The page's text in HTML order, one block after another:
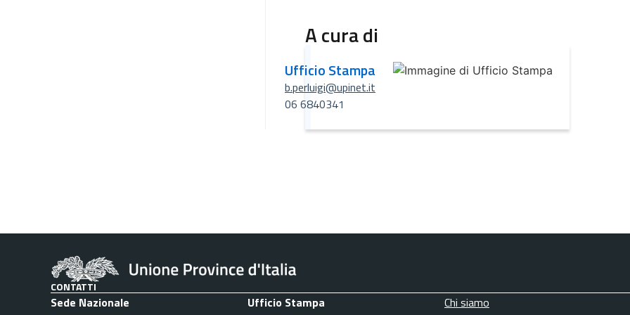
A cura di
Ufficio Stampa
b.perluigi@upinet.it
06 6840341
CONTATTI
Sede Nazionale
Ufficio Stampa
Chi siamo